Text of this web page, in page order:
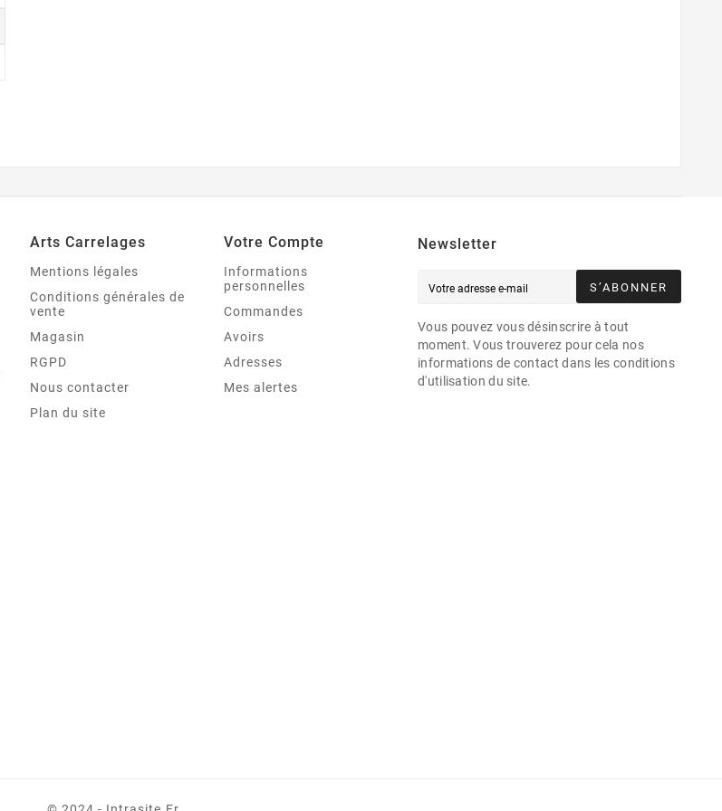
Arts Carrelages
Mentions légales
Conditions générales de
vente
Magasin
RGPD
Nous contacter
Plan du site
Votre Compte
Informations
personnelles
Commandes
Avoirs
Adresses
Mes alertes
Newsletter
S’ABONNER
Vous pouvez vous désinscrire à tout
moment. Vous trouverez pour cela nos
informations de contact dans les conditions
d'utilisation du site.